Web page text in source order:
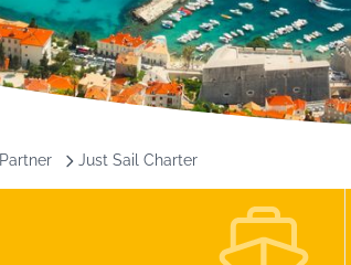
Partner Just Sail Charter